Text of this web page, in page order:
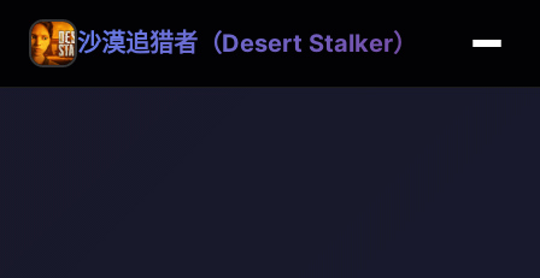
沙漠追猎者（Desert Stalker）